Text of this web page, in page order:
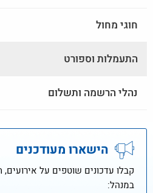
חוגי מחול
התעמלות וספורט
נהלי הרשמה ותשלום
הישארו מעודכנים
קבלו עדכונים שוטפים על
במנהל: